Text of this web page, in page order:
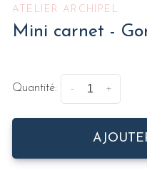
ATELIER ARCHIPEL
Mini carnet -
Quantité: +
-